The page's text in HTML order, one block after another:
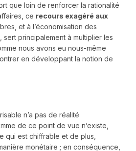
que loin de renforcer la rationalité
ce recours exagéré aux
et à l’économisation des
sert principalement à multiplier les
nous avons eu nous-même
en développant la notion de
n’a pas de réalité
de ce point de vue n’existe,
qui est chiffrable et de plus,
monétaire ; en conséquence,